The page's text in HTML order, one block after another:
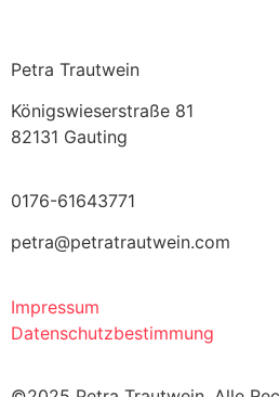
Petra Trautwein
Königswieserstraße 81
82131 Gauting
0176-61643771
petra@petratrautwein.com
Impressum
Datenschutzbestimmung